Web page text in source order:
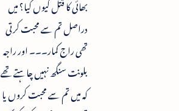
بھائی کا قتل کیوں کیا؟ میں
دراصل تم سے محبت کرتی
تھی راج کمار۔۔۔ اور راجہ
بلونت سنگھ نہیں چاہتے تھے
کہ میں تم سے محبت کروں یا